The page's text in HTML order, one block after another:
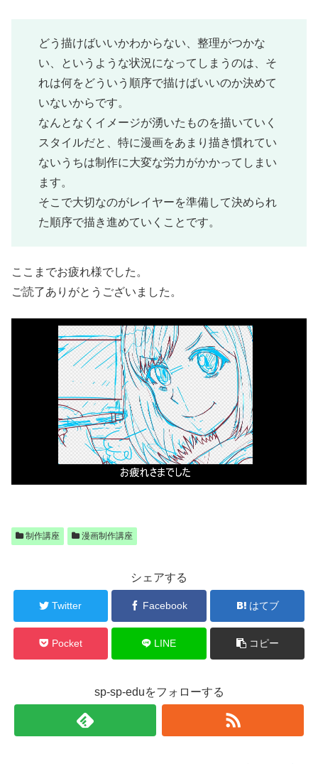
どう描けばいいかわからない、整理がつかな
い、というような状況になってしまうのは、そ
れは何をどういう順序で描けばいいのか決めて
いないからです。
なんとなくイメージが湧いたものを描いていく
スタイルだと、特に漫画をあまり描き慣れてい
ないうちは制作に大変な労力がかかってしまい
ます。
そこで大切なのがレイヤーを準備して決められ
た順序で描き進めていくことです。
ここまでお疲れ様でした。
ご読了ありがとうございました。
制作講座 漫画制作講座
シェアする
Twitter Facebook はてブ
Pocket LINE コピー
sp-sp-eduをフォローする